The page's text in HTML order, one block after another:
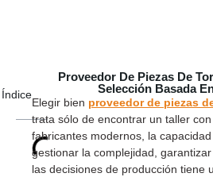
Índice
Proveedor De Piezas De
Selección Basada
Elegir bien proveedor de piezas
trata sólo de encontrar un taller
fabricantes modernos, la
gestionar la complejidad,
las decisiones de producción tiene